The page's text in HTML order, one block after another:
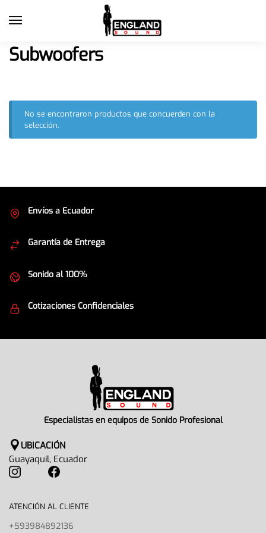
Subwoofers
No se encontraron productos que concuerden con la
selección.
Envíos a Ecuador
Garantía de Entrega
Sonido al 100%
Cotizaciones Confidenciales
Especialistas en equipos de Sonido Profesional
UBICACIÓN
Guayaquil, Ecuador
ATENCIÓN AL CLIENTE
+593984892136